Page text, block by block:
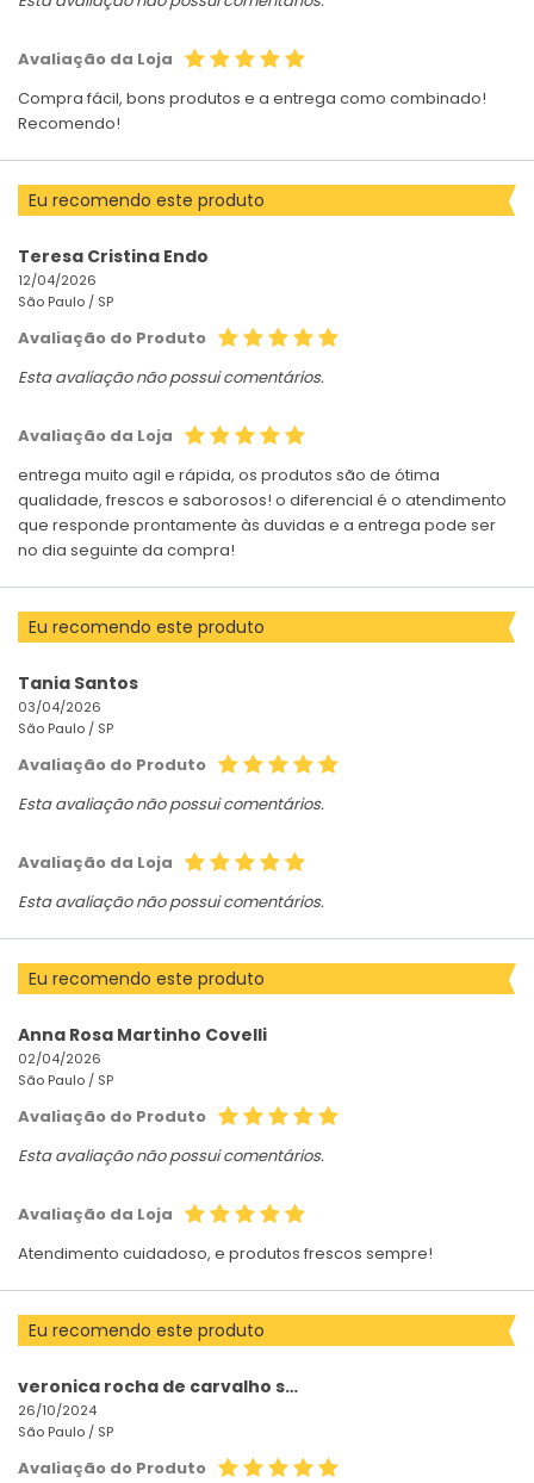
Avaliação da Loja
Compra fácil, bons produtos e a entrega como combinado!
Recomendo!
Eu recomendo este produto
Teresa Cristina Endo
12/04/2026
São Paulo / SP
Avaliação do Produto
Esta avaliação não possui comentários.
Avaliação da Loja
entrega muito agil e rápida, os produtos são de ótima
qualidade, frescos e saborosos! o diferencial é o atendimento
que responde prontamente às duvidas e a entrega pode ser
no dia seguinte da compra!
Eu recomendo este produto
Tania Santos
03/04/2026
São Paulo / SP
Avaliação do Produto
Esta avaliação não possui comentários.
Avaliação da Loja
Esta avaliação não possui comentários.
Eu recomendo este produto
Anna Rosa Martinho Covelli
02/04/2026
São Paulo / SP
Avaliação do Produto
Esta avaliação não possui comentários.
Avaliação da Loja
Atendimento cuidadoso, e produtos frescos sempre!
Eu recomendo este produto
veronica rocha de carvalho san
26/10/2024
São Paulo / SP
Avaliação do Produto